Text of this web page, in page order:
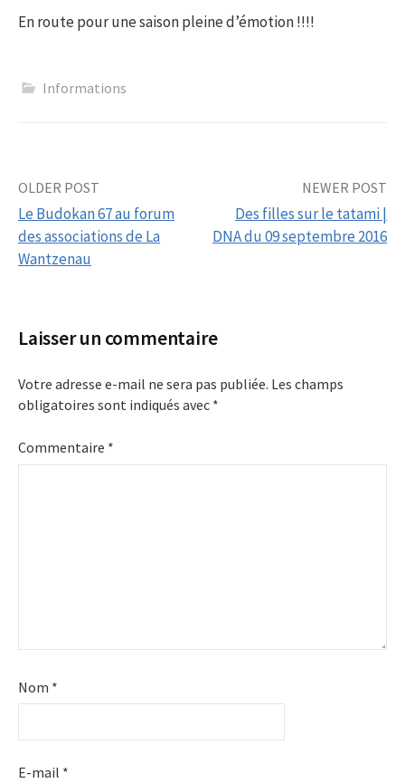
En route pour une saison pleine d’émotion !!!!
Informations
Post
navigation
OLDER POST
Le Budokan 67 au forum
des associations de La
Wantzenau
NEWER POST
Des filles sur le tatami |
DNA du 09 septembre 2016
Laisser un commentaire
Votre adresse e-mail ne sera pas publiée. Les champs
obligatoires sont indiqués avec *
Commentaire *
Nom *
E-mail *